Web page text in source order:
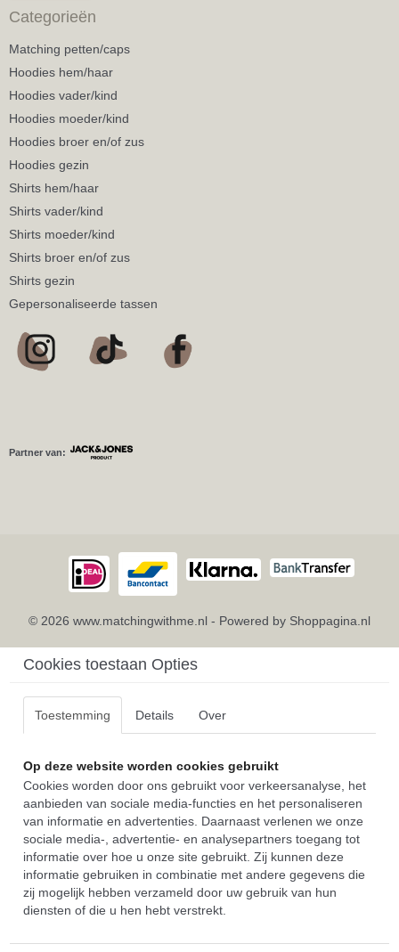
Categorieën
Matching petten/caps
Hoodies hem/haar
Hoodies vader/kind
Hoodies moeder/kind
Hoodies broer en/of zus
Hoodies gezin
Shirts hem/haar
Shirts vader/kind
Shirts moeder/kind
Shirts broer en/of zus
Shirts gezin
Gepersonaliseerde tassen
Partner van:
© 2026 www.matchingwithme.nl - Powered by Shoppagina.nl
Cookies toestaan Opties
Toestemming Details Over
Op deze website worden cookies gebruikt
Cookies worden door ons gebruikt voor verkeersanalyse, het
aanbieden van sociale media-functies en het personaliseren
van informatie en advertenties. Daarnaast verlenen we onze
sociale media-, advertentie- en analysepartners toegang tot
informatie over hoe u onze site gebruikt. Zij kunnen deze
informatie gebruiken in combinatie met andere gegevens die
zij mogelijk hebben verzameld door uw gebruik van hun
diensten of die u hen hebt verstrekt.